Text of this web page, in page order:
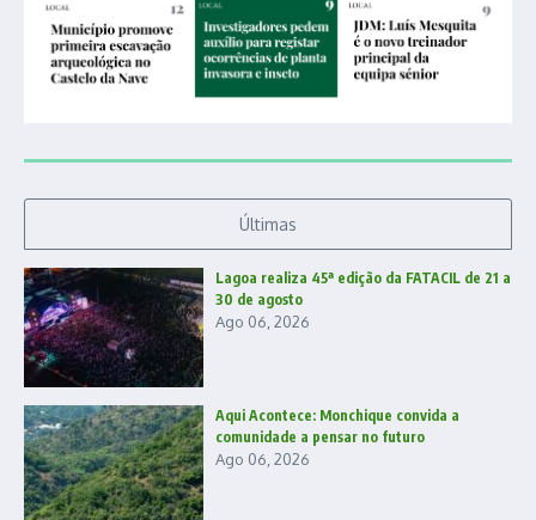
Últimas
Lagoa realiza 45ª edição da FATACIL de 21 a
30 de agosto
Ago 06, 2026
Aqui Acontece: Monchique convida a
comunidade a pensar no futuro
Ago 06, 2026